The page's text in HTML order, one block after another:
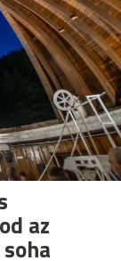
az